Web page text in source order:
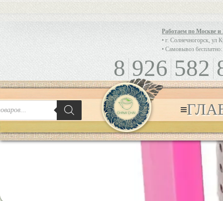
Работаем по Москве
• г. Солнечногорск, ул
• Самовывоз
8 926 582